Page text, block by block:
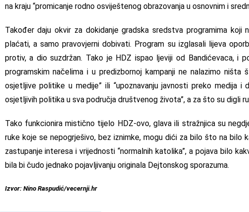
na kraju “promicanje rodno osviještenog obrazovanja u osnovnim i
Također daju okvir za dokidanje gradska sredstva programima koji
plaćati, a samo pravovjerni dobivati. Program su izglasali lijeva
protiv, a dio suzdržan. Tako je HDZ ispao ljeviji od Bandićevaca, i
programskim načelima i u predizbornoj kampanji ne nalazimo
osjetljive politike u medije” ili “upoznavanju javnosti preko medija i
osjetljivih politika u sva područja društvenog života”, a za što su digli
Tako funkcionira mistično tijelo HDZ-ovo, glava ili stražnjica su
ruke koje se nepogrješivo, bez iznimke, mogu dići za bilo što na bilo
zastupanje interesa i vrijednosti “normalnih katolika”, a pojava bilo
bila bi čudo jednako pojavljivanju originala Dejtonskog sporazuma.
Izvor: Nino Raspudić/vecernji.hr